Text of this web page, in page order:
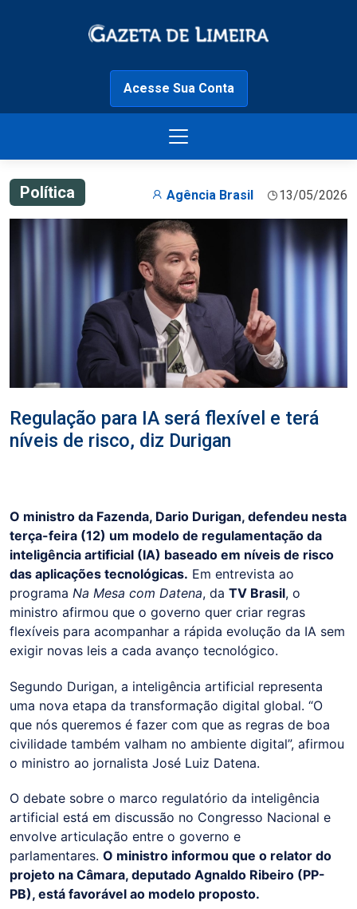
Acesse Sua Conta
Política Agência Brasil 13/05/2026
Regulação para IA será flexível e terá
níveis de risco, diz Durigan
O ministro da Fazenda, Dario Durigan, defendeu nesta
terça-feira (12) um modelo de regulamentação da
inteligência artificial (IA) baseado em níveis de risco
das aplicações tecnológicas. Em entrevista ao
programa Na Mesa com Datena, da TV Brasil, o
ministro afirmou que o governo quer criar regras
flexíveis para acompanhar a rápida evolução da IA sem
exigir novas leis a cada avanço tecnológico.
Segundo Durigan, a inteligência artificial representa
uma nova etapa da transformação digital global. “O
que nós queremos é fazer com que as regras de boa
civilidade também valham no ambiente digital”, afirmou
o ministro ao jornalista José Luiz Datena.
O debate sobre o marco regulatório da inteligência
artificial está em discussão no Congresso Nacional e
envolve articulação entre o governo e
parlamentares. O ministro informou que o relator do
projeto na Câmara, deputado Agnaldo Ribeiro (PP-
PB), está favorável ao modelo proposto.